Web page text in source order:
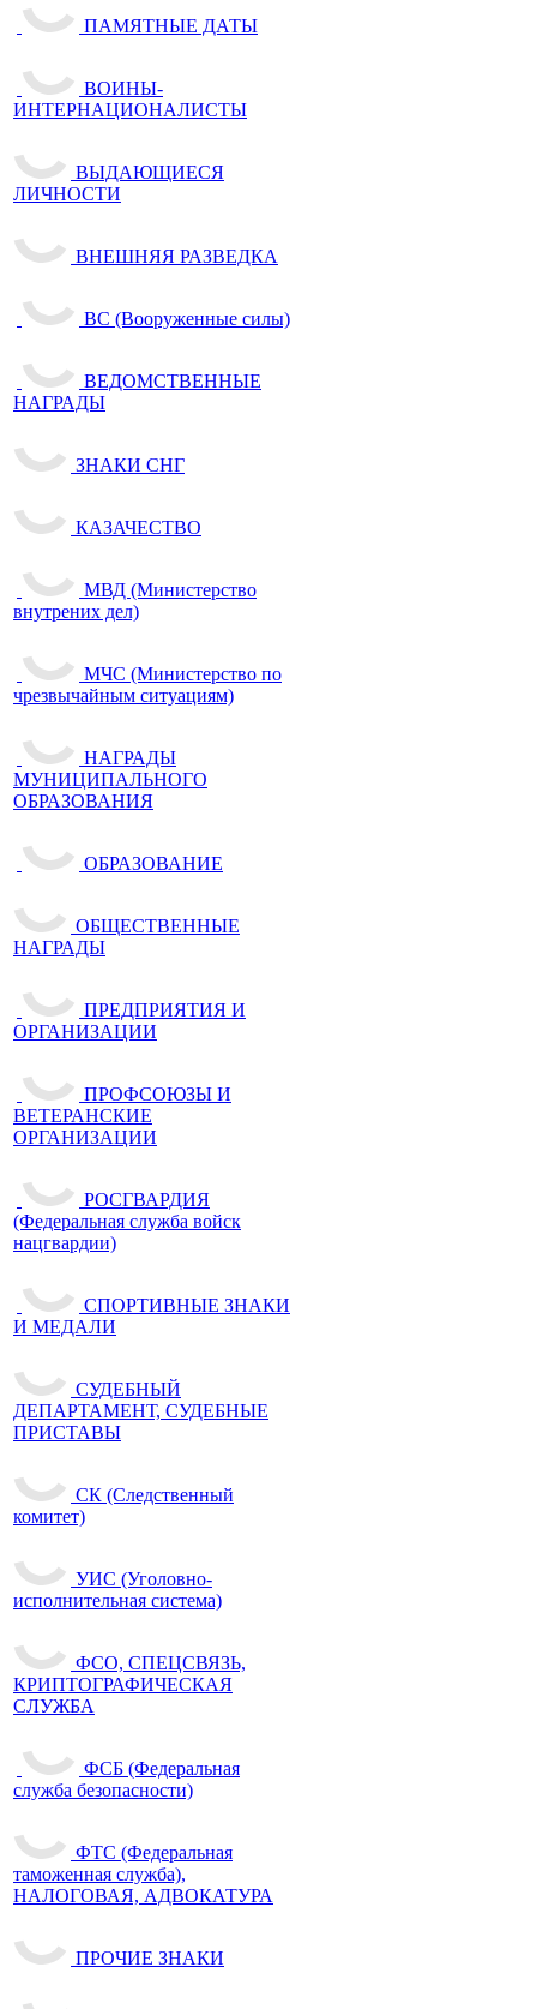
ПАМЯТНЫЕ ДАТЫ
ВОИНЫ-
ИНТЕРНАЦИОНАЛИСТЫ
ВЫДАЮЩИЕСЯ
ЛИЧНОСТИ
ВНЕШНЯЯ РАЗВЕДКА
ВС (Вооруженные силы)
ВЕДОМСТВЕННЫЕ
НАГРАДЫ
ЗНАКИ СНГ
КАЗАЧЕСТВО
МВД (Министерство
внутрених дел)
МЧС (Министерство по
чрезвычайным ситуациям)
НАГРАДЫ
МУНИЦИПАЛЬНОГО
ОБРАЗОВАНИЯ
ОБРАЗОВАНИЕ
ОБЩЕСТВЕННЫЕ
НАГРАДЫ
ПРЕДПРИЯТИЯ И
ОРГАНИЗАЦИИ
ПРОФСОЮЗЫ И
ВЕТЕРАНСКИЕ
ОРГАНИЗАЦИИ
РОСГВАРДИЯ
(Федеральная служба войск
нацгвардии)
СПОРТИВНЫЕ ЗНАКИ
И МЕДАЛИ
СУДЕБНЫЙ
ДЕПАРТАМЕНТ, СУДЕБНЫЕ
ПРИСТАВЫ
СК (Следственный
комитет)
УИС (Уголовно-
исполнительная система)
ФСО, СПЕЦСВЯЗЬ,
КРИПТОГРАФИЧЕСКАЯ
СЛУЖБА
ФСБ (Федеральная
служба безопасности)
ФТС (Федеральная
таможенная служба),
НАЛОГОВАЯ, АДВОКАТУРА
ПРОЧИЕ ЗНАКИ